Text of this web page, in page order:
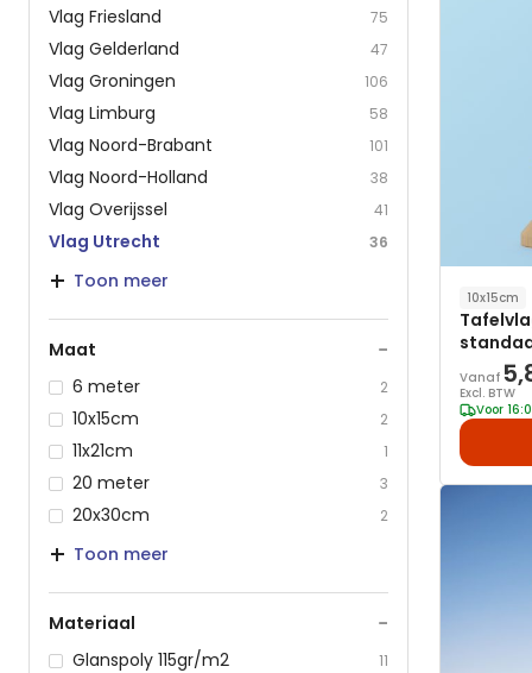
10x15cm
Vanaf
Excl. BTW
Voor
Vlag Friesland 75
Vlag Gelderland 47
Vlag Groningen 106
Vlag Limburg 58
Vlag Noord-Brabant 101
Vlag Noord-Holland 38
Vlag Overijssel 41
Vlag Utrecht 36
Toon meer
Maat −
6 meter 2
10x15cm 2
11x21cm 1
20 meter 3
20x30cm 2
Toon meer
Materiaal −
Glanspoly 115gr/m2 11